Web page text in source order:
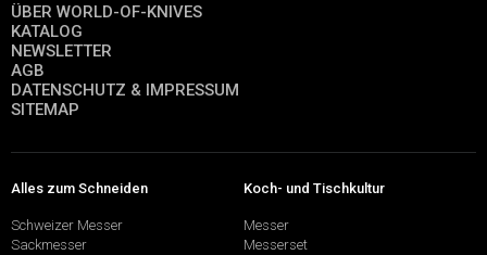
ÜBER WORLD-OF-KNIVES
KATALOG
NEWSLETTER
AGB
DATENSCHUTZ & IMPRESSUM
SITEMAP
Alles zum Schneiden
Schweizer Messer
Sackmesser
Koch- und Tischkultur
Messer
Messerset